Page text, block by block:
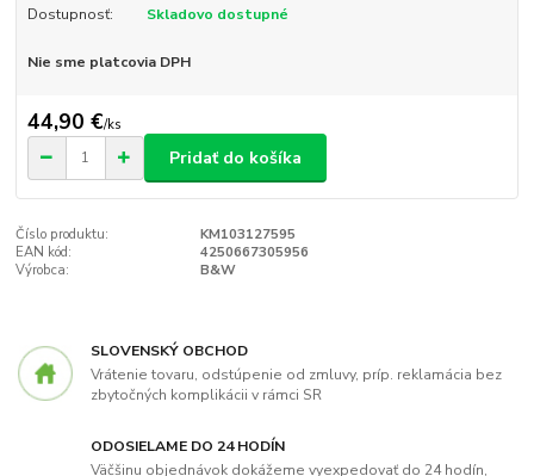
Dostupnosť: Skladovo dostupné
Nie sme platcovia DPH
44,90 €/ks
Pridať do košíka
Číslo produktu:
KM103127595
EAN kód:
4250667305956
Výrobca:
B&W
SLOVENSKÝ OBCHOD
Vrátenie tovaru, odstúpenie od zmluvy, príp. reklamácia bez
zbytočných komplikácii v rámci SR
ODOSIELAME DO 24 HODÍN
Väčšinu objednávok dokážeme vyexpedovať do 24 hodín,